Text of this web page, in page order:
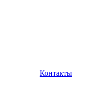
Контакты